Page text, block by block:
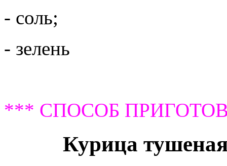
- соль;
- зелень
*** СПОСОБ
Курица